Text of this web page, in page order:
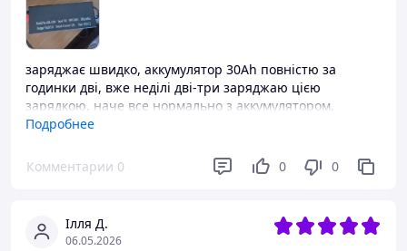
заряджає швидко, аккумулятор 30Ah повністю за
годинки дві, вже неділі дві-три заряджаю цією
зарядкою, наче все нормально з аккумулятором,
сподіваюсь це не дуже йому шкодить
інший вигляд товару
Подробнее
Комментарии 0 0 0
Ілля Д.
06.05.2026